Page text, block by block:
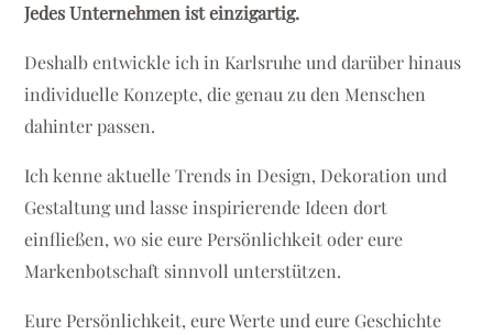
Jedes Unternehmen ist einzigartig.
Deshalb entwickle ich in Karlsruhe und darüber hinaus
individuelle Konzepte, die genau zu den Menschen
dahinter passen.
Ich kenne aktuelle Trends in Design, Dekoration und
Gestaltung und lasse inspirierende Ideen dort
einfließen, wo sie eure Persönlichkeit oder eure
Markenbotschaft sinnvoll unterstützen.
Eure Persönlichkeit, eure Werte und eure Geschichte